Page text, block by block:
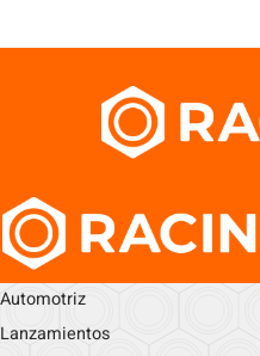
Automotriz
Lanzamientos